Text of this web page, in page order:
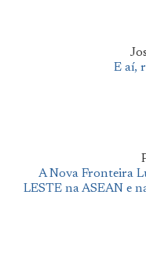
E aí,
A Nova Fronteira
LESTE na ASEAN e